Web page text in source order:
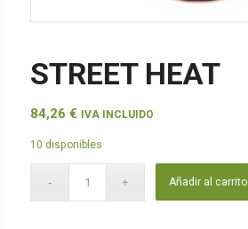
STREET HEAT
84,26 € IVA INCLUIDO
10 disponibles
Añadir al carrito